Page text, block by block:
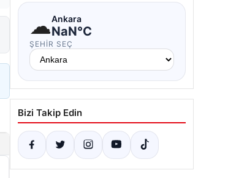
☁Ankara
NaN°C
ŞEHIR SEÇ
Bizi Takip Edin